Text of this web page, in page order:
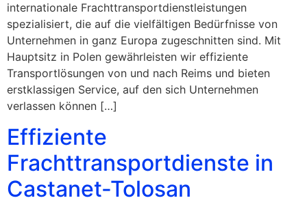
internationale Frachttransportdienstleistungen
spezialisiert, die auf die vielfältigen Bedürfnisse von
Unternehmen in ganz Europa zugeschnitten sind. Mit
Hauptsitz in Polen gewährleisten wir effiziente
Transportlösungen von und nach Reims und bieten
erstklassigen Service, auf den sich Unternehmen
verlassen können […]
Effiziente
Frachttransportdienste in
Castanet-Tolosan